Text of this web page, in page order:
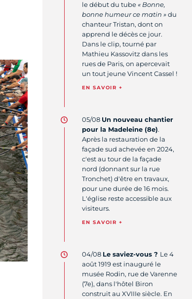
le début du tube« Bonne,
bonne humeur ce matin »du
chanteur Tristan, dont on
apprend le décès ce jour.
Dans le clip, tourné par
Mathieu Kassovitz dans les
rues de Paris, on apercevait
un tout jeune Vincent Cassel !
EN SAVOIR +
05/08 Un nouveau chantier
pour la Madeleine (8e).
Après la restauration de la
façade sud achevée en 2024,
c'est au tour de la façade
nord (donnant sur la rue
Tronchet) d'être en travaux,
pour une durée de 16 mois.
L'église reste accessible aux
visiteurs.
EN SAVOIR +
04/08 Le saviez-vous ? Le 4
août 1919 est inauguré le
musée Rodin, rue de Varenne
(7e), dans l'hôtel Biron
construit au XVIIIe siècle. En